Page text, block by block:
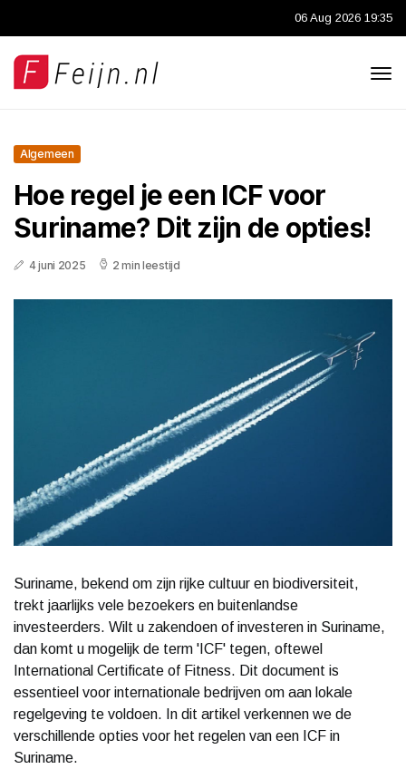
06 Aug 2026 19:35
Algemeen
Hoe regel je een ICF voor
Suriname? Dit zijn de opties!
4 juni 2025 2 min leestijd
Suriname, bekend om zijn rijke cultuur en biodiversiteit,
trekt jaarlijks vele bezoekers en buitenlandse
investeerders. Wilt u zakendoen of investeren in Suriname,
dan komt u mogelijk de term 'ICF' tegen, oftewel
International Certificate of Fitness. Dit document is
essentieel voor internationale bedrijven om aan lokale
regelgeving te voldoen. In dit artikel verkennen we de
verschillende opties voor het regelen van een ICF in
Suriname.